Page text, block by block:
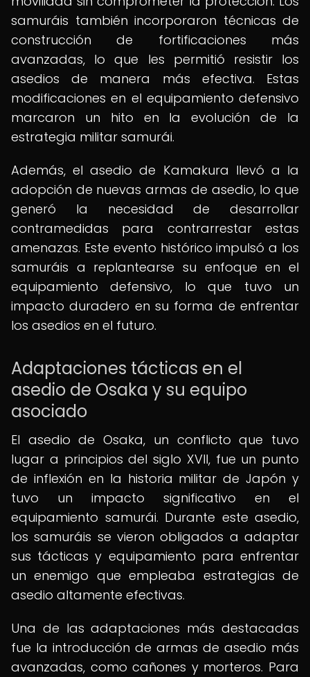
samuráis también incorporaron técnicas de
construcción de fortificaciones más
avanzadas, lo que les permitió resistir los
asedios de manera más efectiva. Estas
modificaciones en el equipamiento defensivo
marcaron un hito en la evolución de la
estrategia militar samurái.
Además, el asedio de Kamakura llevó a la
adopción de nuevas armas de asedio, lo que
generó la necesidad de desarrollar
contramedidas para contrarrestar estas
amenazas. Este evento histórico impulsó a los
samuráis a replantearse su enfoque en el
equipamiento defensivo, lo que tuvo un
impacto duradero en su forma de enfrentar
los asedios en el futuro.
Adaptaciones tácticas en el
asedio de Osaka y su equipo
asociado
El asedio de Osaka, un conflicto que tuvo
lugar a principios del siglo XVII, fue un punto
de inflexión en la historia militar de Japón y
tuvo un impacto significativo en el
equipamiento samurái. Durante este asedio,
los samuráis se vieron obligados a adaptar
sus tácticas y equipamiento para enfrentar
un enemigo que empleaba estrategias de
asedio altamente efectivas.
Una de las adaptaciones más destacadas
fue la introducción de armas de asedio más
avanzadas, como cañones y morteros. Para